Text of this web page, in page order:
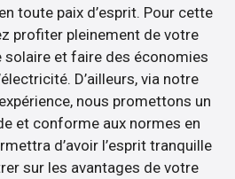
toute paix d’esprit. Pour cette
profiter pleinement de votre
solaire et faire des économies
D’ailleurs, via notre
nous promettons un
et conforme aux normes en
d’avoir l’esprit tranquille
sur les avantages de votre